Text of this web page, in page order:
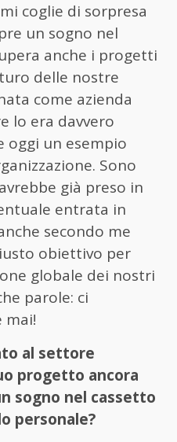
coglie di sorpresa
un sogno nel
anche i progetti
delle nostre
come azienda
lo era davvero
oggi un esempio
Sono
già preso in
entrata in
secondo me
obiettivo per
globale dei nostri
parole: ci
mai!
al settore
progetto ancora
sogno nel cassetto
personale?